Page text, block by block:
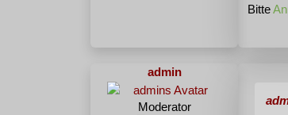
Bitte
admin
Moderator